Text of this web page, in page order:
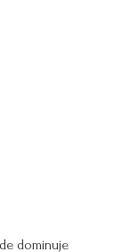
dominuje